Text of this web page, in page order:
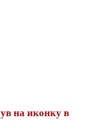
на иконку в